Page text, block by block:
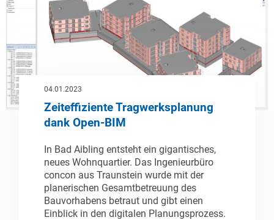
04.01.2023
Zeiteffiziente Tragwerksplanung
dank Open-BIM
In Bad Aibling entsteht ein gigantisches,
neues Wohnquartier. Das Ingenieurbüro
concon aus Traunstein wurde mit der
planerischen Gesamtbetreuung des
Bauvorhabens betraut und gibt einen
Einblick in den digitalen Planungsprozess.